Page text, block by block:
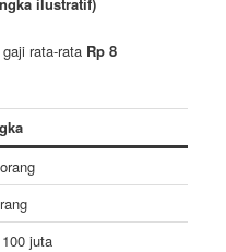
ilustratif)
gaji rata-rata Rp 8
juta